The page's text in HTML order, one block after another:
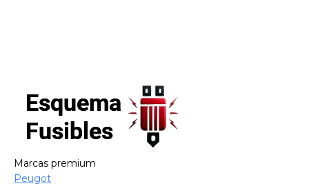
Marcas premium
Peugot